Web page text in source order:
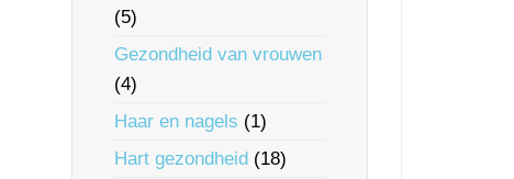
(5)
Gezondheid van vrouwen
(4)
Haar en nagels (1)
Hart gezondheid (18)